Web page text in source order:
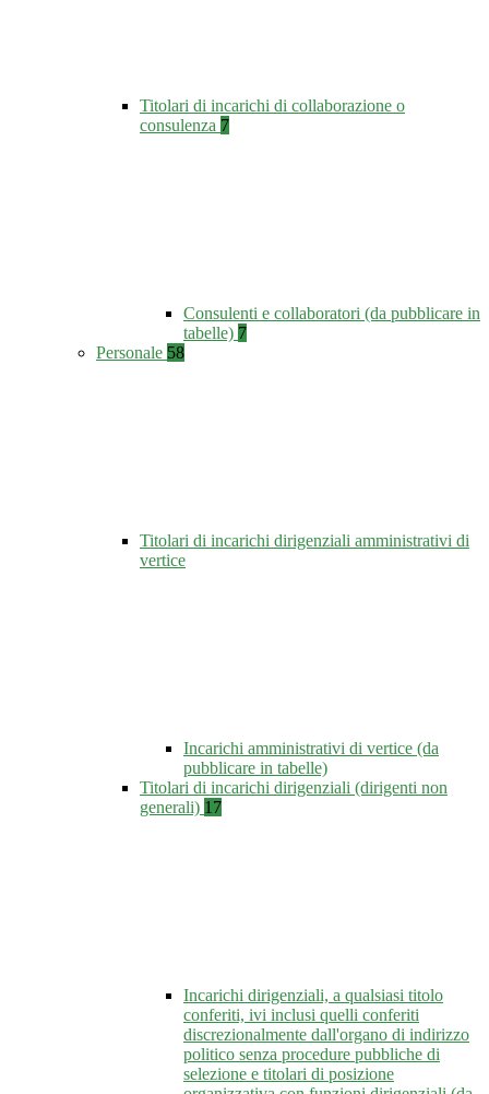
Titolari di incarichi di collaborazione o
consulenza 7
Consulenti e collaboratori (da pubblicare in
tabelle) 7
Personale 58
Titolari di incarichi dirigenziali amministrativi di
vertice
Incarichi amministrativi di vertice (da
pubblicare in tabelle)
Titolari di incarichi dirigenziali (dirigenti non
generali) 17
Incarichi dirigenziali, a qualsiasi titolo
conferiti, ivi inclusi quelli conferiti
discrezionalmente dall'organo di indirizzo
politico senza procedure pubbliche di
selezione e titolari di posizione